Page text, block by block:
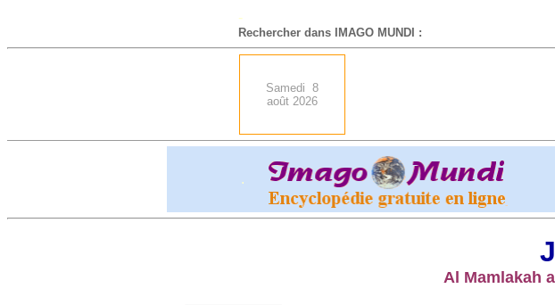
-
Rechercher dans IMAGO MUNDI :
Samedi 8
août 2026
.
-
Al Mamlakah